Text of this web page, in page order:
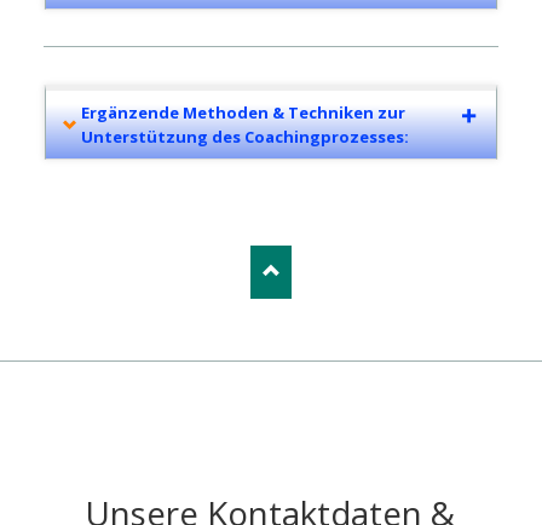
Ergänzende Methoden & Techniken zur
Unterstützung des Coachingprozesses:
Unsere Kontaktdaten &